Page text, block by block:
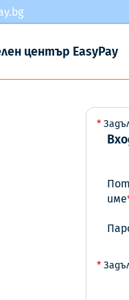
център EasyPay
*
име
*